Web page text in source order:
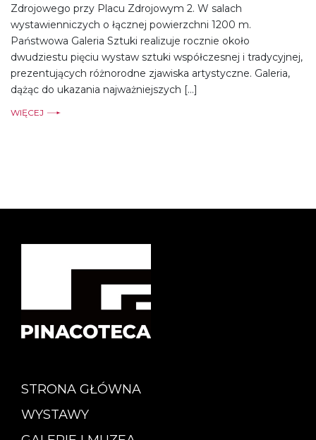
Zdrojowego przy Placu Zdrojowym 2. W salach
wystawienniczych o łącznej powierzchni 1200 m.
Państwowa Galeria Sztuki realizuje rocznie około
dwudziestu pięciu wystaw sztuki współczesnej i tradycyjnej,
prezentujących różnorodne zjawiska artystyczne. Galeria,
dążąc do ukazania najważniejszych […]
WIĘCEJ
STRONA GŁÓWNA
WYSTAWY